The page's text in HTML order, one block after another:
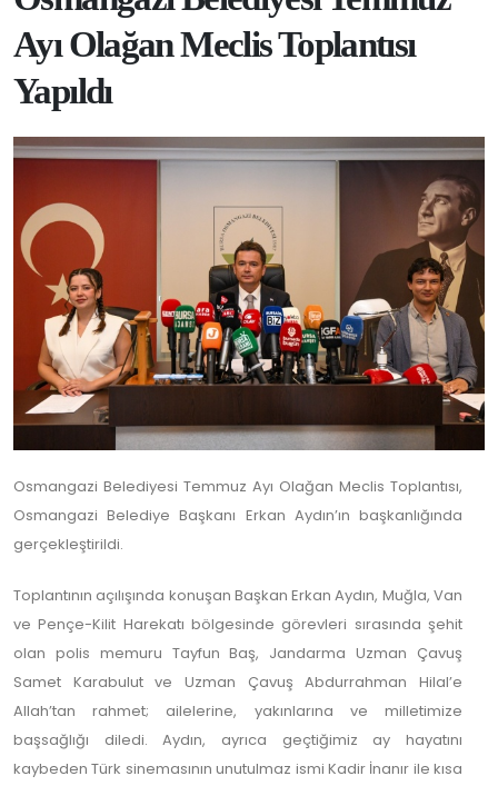
Ayı Olağan Meclis Toplantısı
Yapıldı
Osmangazi Belediyesi Temmuz Ayı Olağan Meclis Toplantısı,
Osmangazi Belediye Başkanı Erkan Aydın’ın başkanlığında
gerçekleştirildi.
Toplantının açılışında konuşan Başkan Erkan Aydın, Muğla, Van
ve Pençe-Kilit Harekatı bölgesinde görevleri sırasında şehit
olan polis memuru Tayfun Baş, Jandarma Uzman Çavuş
Samet Karabulut ve Uzman Çavuş Abdurrahman Hilal’e
Allah’tan rahmet; ailelerine, yakınlarına ve milletimize
başsağlığı diledi. Aydın, ayrıca geçtiğimiz ay hayatını
kaybeden Türk sinemasının unutulmaz ismi Kadir İnanır ile kısa